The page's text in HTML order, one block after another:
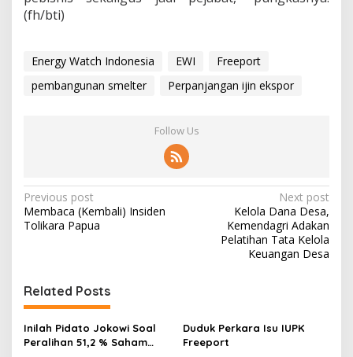
(fh/bti)
Energy Watch Indonesia EWI
Freeport
pembangunan smelter
Perpanjangan ijin ekspor
Follow Us
P
o
n
a
v
Previous post
Membaca (Kembali) Insiden
Tolikara Papua
Next post
Kelola Dana Desa,
Kemendagri Adakan
Pelatihan Tata Kelola
Keuangan Desa
Related Posts
Inilah Pidato Jokowi Soal
Peralihan 51,2 % Saham
Duduk Perkara Isu IUPK
Freeport